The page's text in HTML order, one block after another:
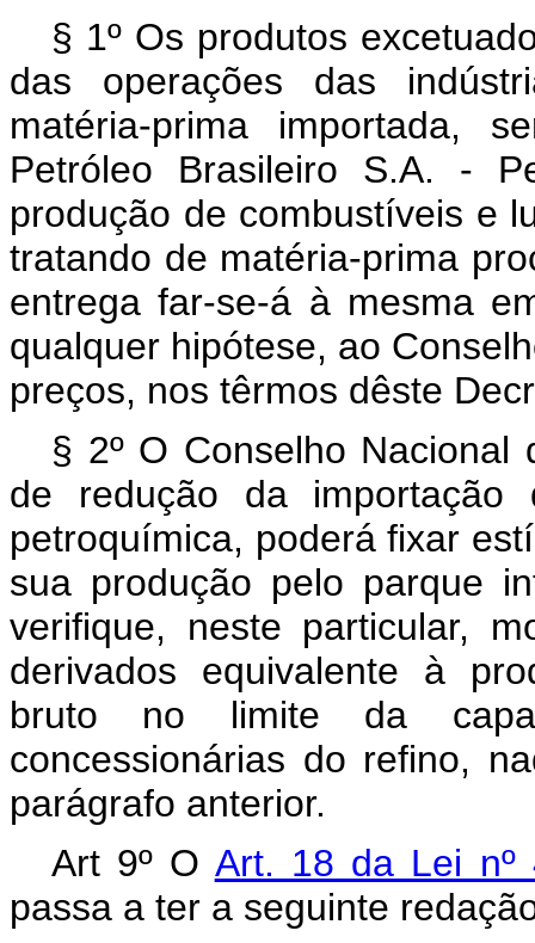
§ 1º Os produtos
das operações das
matéria-prima importada,
Petróleo Brasileiro S.A. -
produção de combustíveis e
tratando de matéria-prima
entrega far-se-á à mesma
qualquer hipótese, ao
preços, nos têrmos dêste
§ 2º O Conselho Nacional
de redução da importação
petroquímica, poderá fixar
sua produção pelo parque
verifique, neste particular,
derivados equivalente à
bruto no limite da
concessionárias do refino,
parágrafo anterior.
Art 9º O Art. 18 da Lei nº
passa a ter a seguinte